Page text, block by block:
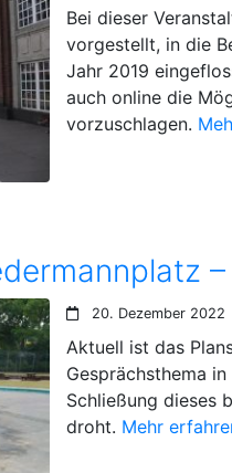
Bei dieser
vorgestellt, in die
Jahr 2019
auch online die
vorzuschlagen.
20. Dezember 2022
Aktuell ist das
Gesprächsthema
Schließung dieses
droht. Mehr